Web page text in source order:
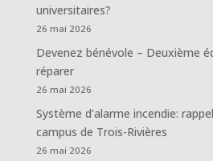
universitaires?
26 mai 2026
Devenez bénévole – Deuxième
réparer
26 mai 2026
Système d’alarme incendie:
campus de Trois-Rivières
26 mai 2026